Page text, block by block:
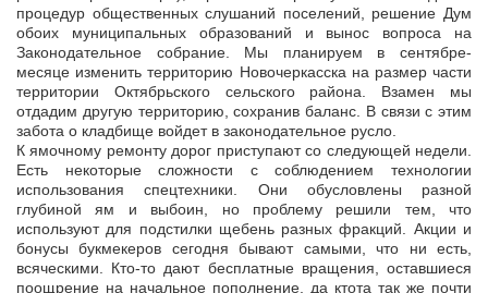
процедур общественных слушаний поселений, решение Дум
обоих муниципальных образований и вынос вопроса на
Законодательное собрание. Мы планируем в сентябре-
месяце изменить территорию Новочеркасска на размер части
территории Октябрьского сельского района. Взамен мы
отдадим другую территорию, сохранив баланс. В связи с этим
забота о кладбище войдет в законодательное русло.
К ямочному ремонту дорог приступают со следующей недели.
Есть некоторые сложности с соблюдением технологии
использования спецтехники. Они обусловлены разной
глубиной ям и выбоин, но проблему решили тем, что
используют для подстилки щебень разных фракций. Акции и
бонусы букмекеров сегодня бывают самыми, что ни есть,
всяческими. Кто-то дают бесплатные вращения, оставшиеся
поощрение на начальное пополнение, да ктота так же почти